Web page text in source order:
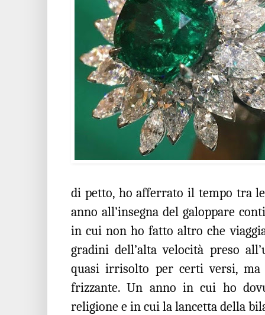
di petto, ho afferrato il tempo tra
anno all’insegna del galoppare
in cui non ho fatto altro che
gradini dell’alta velocità preso
quasi irrisolto per certi versi,
frizzante. Un anno in cui ho
religione e in cui la lancetta della